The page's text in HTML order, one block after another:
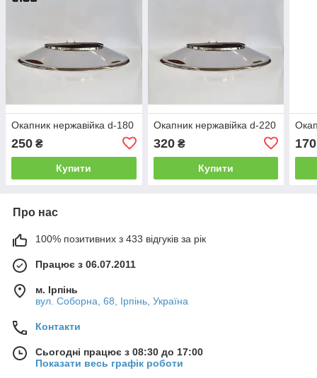
Окапник нержавійка d-180
250 ₴
Купити
Окапник нержавійка d-220
320₴
Купити
170
Про нас
100% позитивних з 433 відгуків за рік
Працює з 06.07.2011
м. Ірпінь
вул. Соборна, 68, Ірпінь, Україна
Контакти
Сьогодні працює з 08:30 до 17:00
Показати весь графік роботи